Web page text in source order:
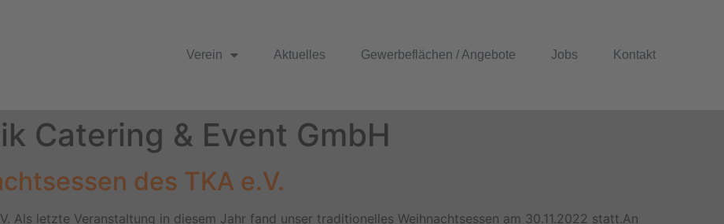
Verein Aktuelles Gewerbeflächen / Angebote Jobs Kontakt
Catering & Event GmbH
des TKA e.V.
Als letzte Veranstaltung in diesem Jahr fand unser traditionelles Weihnachtsessen am 30.11.2022 statt.An